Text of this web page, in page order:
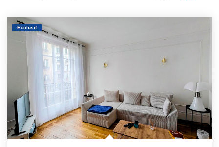
Exclusif